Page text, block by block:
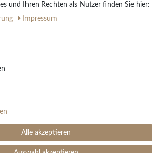
und Ihren Rechten als Nutzer finden Sie hier:
Impressum
Alle akzeptieren